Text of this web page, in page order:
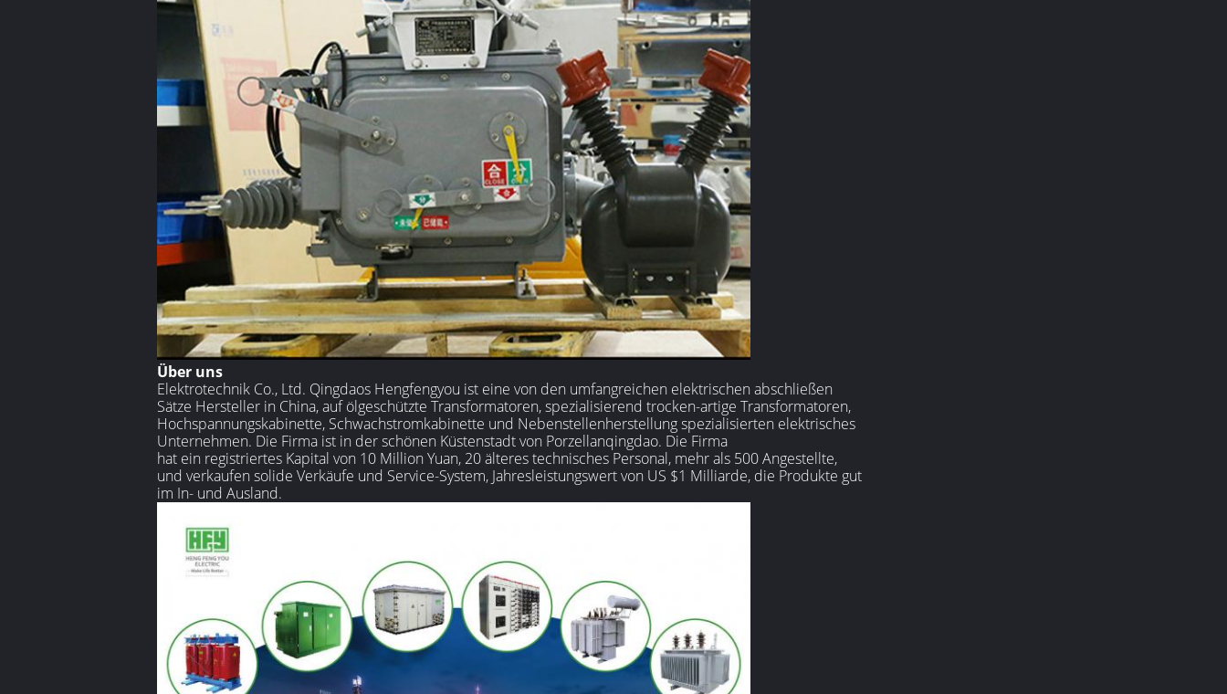
Über uns
Elektrotechnik Co., Ltd. Qingdaos Hengfengyou ist eine von den umfangreichen elektrischen abschließen
Sätze Hersteller in China, auf ölgeschützte Transformatoren, spezialisierend trocken-artige Transformatoren,
Hochspannungskabinette, Schwachstromkabinette und Nebenstellenherstellung spezialisierten elektrisches
Unternehmen. Die Firma ist in der schönen Küstenstadt von Porzellanqingdao. Die Firma
hat ein registriertes Kapital von 10 Million Yuan, 20 älteres technisches Personal, mehr als 500 Angestellte,
und verkaufen solide Verkäufe und Service-System, Jahresleistungswert von US $1 Milliarde, die Produkte gut
im In- und Ausland.